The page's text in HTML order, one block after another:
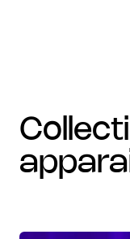
collections où